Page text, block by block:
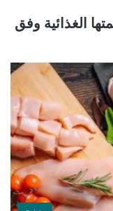
الغذائية وفق